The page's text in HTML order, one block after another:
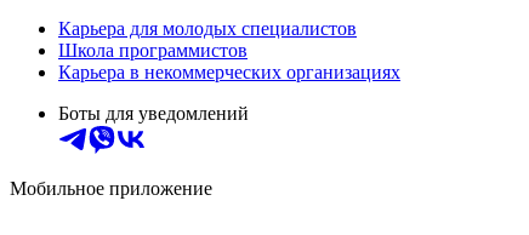
Карьера для молодых специалистов
Школа программистов
Карьера в некоммерческих организациях
Боты для уведомлений
Мобильное приложение